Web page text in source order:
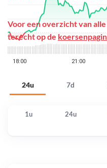
24u 7d
Voor een overzicht van
terecht op de
1u 24u